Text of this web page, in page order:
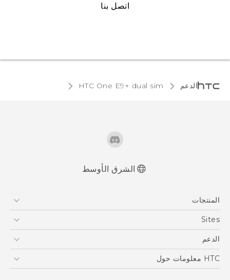
اتصل بنا
الدعم HTC One E9+ dual sim‎
الشرق الأوسط
المنتجات
5G
EXODUS
Sites
HTC Dev
الدعم
الدعم
HTC معلومات حول